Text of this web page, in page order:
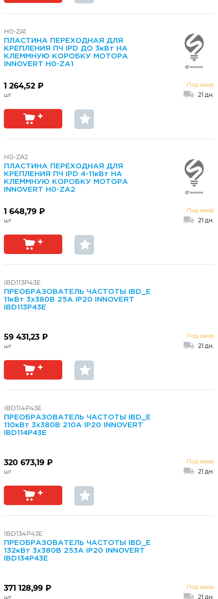
H0-ZA1
ПЛАСТИНА ПЕРЕХОДНАЯ ДЛЯ
КРЕПЛЕНИЯ ПЧ IPD ДО 3кВт НА
КЛЕММНУЮ КОРОБКУ МОТОРА
INNOVERT H0-ZA1
1 264,52 ₽ Под заказ
21 дн.
H0-ZA2
ПЛАСТИНА ПЕРЕХОДНАЯ ДЛЯ
КРЕПЛЕНИЯ ПЧ IPD 4-11кВт НА
КЛЕММНУЮ КОРОБКУ МОТОРА
INNOVERT H0-ZA2
1 648,79 ₽ Под заказ
21 дн.
IBD113P43E
ПРЕОБРАЗОВАТЕЛЬ ЧАСТОТЫ IBD_E
11кВт 3х380В 25А IP20 INNOVERT
IBD113P43E
59 431,23 ₽ Под заказ
21 дн.
IBD114P43E
ПРЕОБРАЗОВАТЕЛЬ ЧАСТОТЫ IBD_E
110кВт 3х380В 210А IP20 INNOVERT
IBD114P43E
320 673,19 ₽ Под заказ
21 дн.
IBD134P43E
ПРЕОБРАЗОВАТЕЛЬ ЧАСТОТЫ IBD_E
132кВт 3х380В 253А IP20 INNOVERT
IBD134P43E
371 128,99 ₽ Под заказ
21 дн.